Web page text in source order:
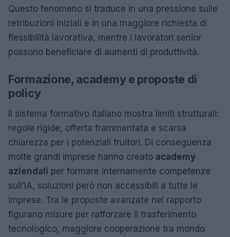
Questo fenomeno si traduce in una pressione sulle
retribuzioni iniziali e in una maggiore richiesta di
flessibilità lavorativa, mentre i lavoratori senior
possono beneficiare di aumenti di produttività.
Formazione, academy e proposte di
policy
Il sistema formativo italiano mostra limiti strutturali:
regole rigide, offerta frammentata e scarsa
chiarezza per i potenziali fruitori. Di conseguenza
molte grandi imprese hanno creato academy
aziendali per formare internamente competenze
sull’IA, soluzioni però non accessibili a tutte le
imprese. Tra le proposte avanzate nel rapporto
figurano misure per rafforzare il trasferimento
tecnologico, maggiore cooperazione tra mondo